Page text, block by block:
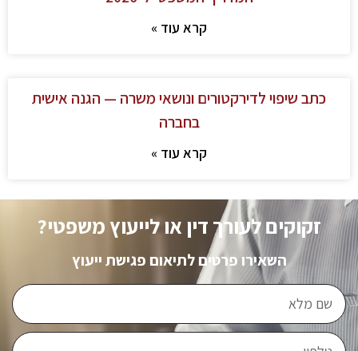
קרא עוד »
כתב שיפוי לדירקטורים ונושאי משרה — הגנה אישית
בחברה
קרא עוד »
זקוקים לעורך דין או לייעוץ משפטי?
השאירו פרטים לתיאום פגישת ייעוץ